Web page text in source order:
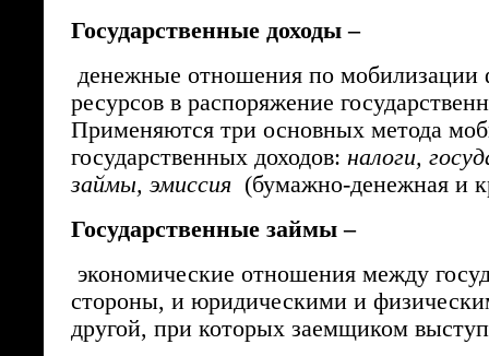
Государственные доходы –
денежные отношения по мобилизации
ресурсов в распоряжение
Применяются три основных метода
государственных доходов: налоги,
займы, эмиссия (бумажно-денежная и
Государственные займы –
экономические отношения между
стороны, и юридическими и
другой, при которых заемщиком